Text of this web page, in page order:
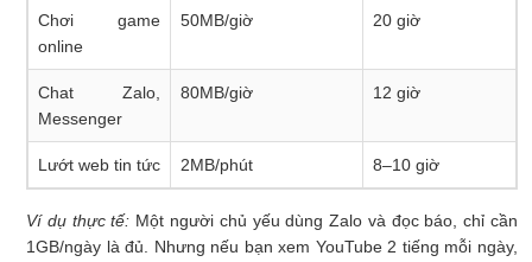
Chơi game
online
50MB/giờ 20 giờ
Chat Zalo,
Messenger
80MB/giờ 12 giờ
Lướt web tin tức 2MB/phút 8–10 giờ
Ví dụ thực tế: Một người chủ yếu dùng Zalo và đọc báo, chỉ cần
1GB/ngày là đủ. Nhưng nếu bạn xem YouTube 2 tiếng mỗi ngày,